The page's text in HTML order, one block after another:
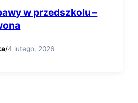
w przedszkolu –
/4 lutego, 2026